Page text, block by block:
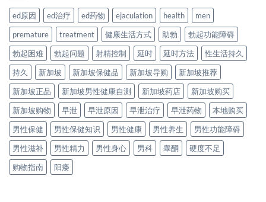
ed原因 ed治疗 ed药物 ejaculation health
men
premature
treatment 健康生活方式 助勃
勃起功能障碍
勃起困难
勃起问题 射精控制 延时 延时方法
性生活持久
持久
新加坡 新加坡保健品 新加坡导购
新加坡推荐
新加坡正品
新加坡男性健康自测 新加坡药店
新加坡购买
新加坡购物
早泄 早泄原因 早泄治疗 早泄药物
本地购买
男性保健
男性保健知识 男性健康 男性养生
男性功能障碍
男性滋补
男性精力 男性身心 男科 睾酮
硬度不足
购物指南
阳痿